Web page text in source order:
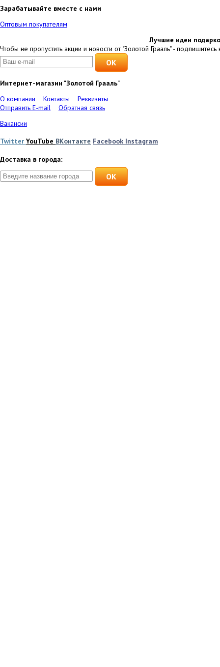
Зарабатывайте вместе с нами
Оптовым покупателям
Лучшие идеи
Чтобы не пропустить акции и новости от "Золотой Грааль" - подпишитесь
Интернет-магазин "Золотой Грааль"
О компании
Контакты
Реквизиты
Отправить E-mail
Обратная связь
Вакансии
Twitter YouTube ВКонтакте Facebook Instagram
Доставка в города:
OK